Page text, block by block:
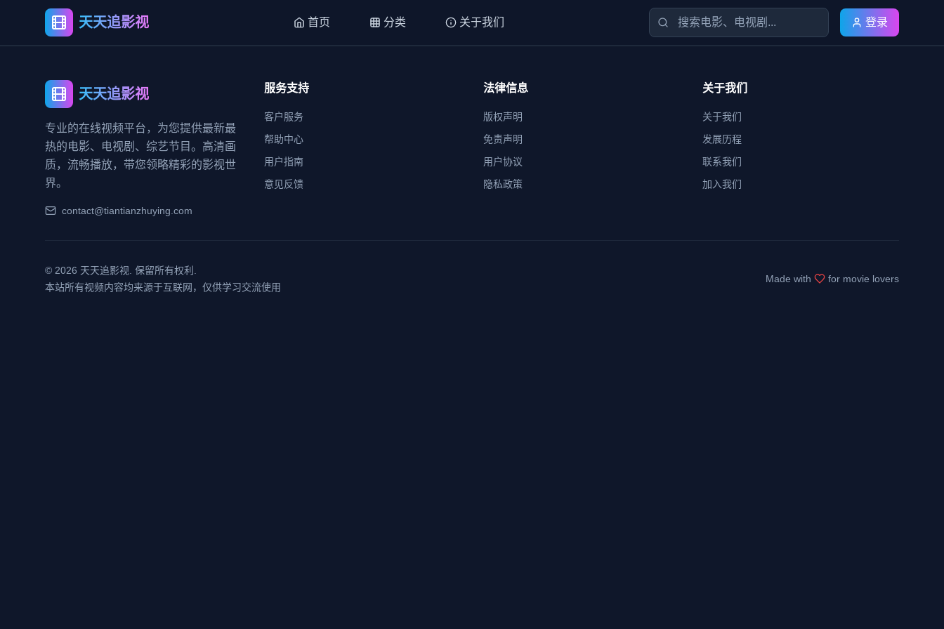
天天追影视 首页 分类 关于我们 登录
天天追影视
专业的在线视频平台，为您提供最新最
热的电影、电视剧、综艺节目。高清画
质，流畅播放，带您领略精彩的影视世
界。
contact@tiantianzhuying.com
服务支持
客户服务
帮助中心
用户指南
意见反馈
法律信息
版权声明
免责声明
用户协议
隐私政策
关于我们
关于我们
发展历程
联系我们
加入我们
© 2026 天天追影视. 保留所有权利.
本站所有视频内容均来源于互联网，仅供学习交流使用
Made with for movie lovers